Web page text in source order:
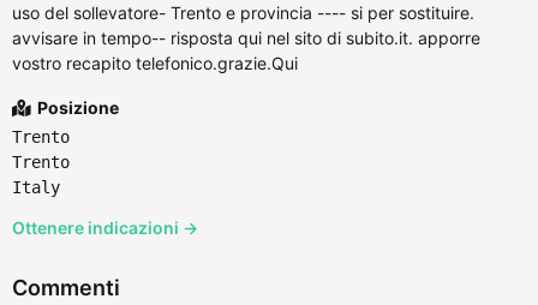
uso del sollevatore- Trento e provincia ---- si per sostituire.
avvisare in tempo-- risposta qui nel sito di subito.it. apporre
vostro recapito telefonico.grazie.Qui
Posizione
Trento
Trento
Italy
Ottenere indicazioni →
Commenti